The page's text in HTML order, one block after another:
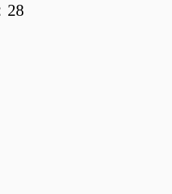
28